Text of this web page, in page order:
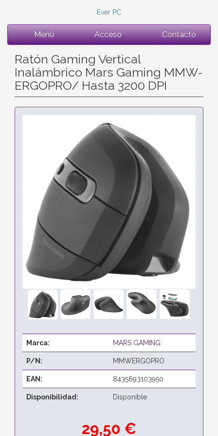
Ever PC
Menú Acceso Contacto
Ratón Gaming Vertical
Inalámbrico Mars Gaming MMW-
ERGOPRO/ Hasta 3200 DPI
Marca: MARS GAMING
P/N: MMWERGOPRO
EAN: 8435693103950
Disponibilidad: Disponible
29,50 €